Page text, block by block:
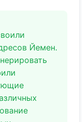
Йемен.